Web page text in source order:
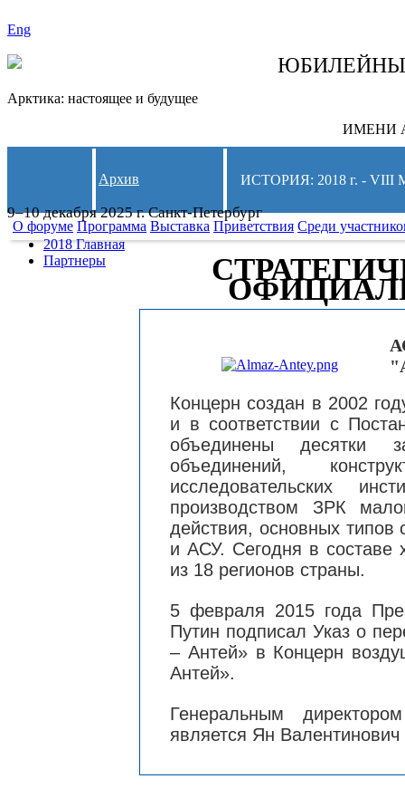
Eng
Арктика: настоящее и будущее
ИМЕНИ
9–10 декабря 2025 г. Санкт-Петербург
Архив ИСТОРИЯ: 2018 г. -
О форуме Программа Выставка Приветствия Среди
2018 Главная
Партнеры
Концерн создан в 2002
и в соответствии с
объединены десятки
объединений,
исследовательских
производством ЗРК
действия, основных типов
и АСУ. Сегодня в составе
из 18 регионов страны.
5 февраля 2015 года
Путин подписал Указ о
– Антей» в Концерн
Антей».
Генеральным
является Ян